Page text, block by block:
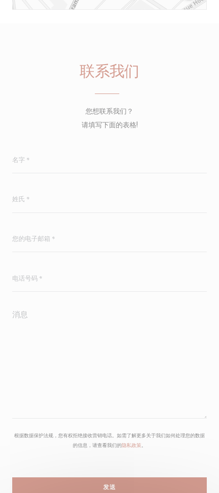
联系我们
您想联系我们？
请填写下面的表格!
根据数据保护法规，您有权拒绝接收营销电话。如需了解更多关于我们如何处理您的数据
的信息，请查看我们的隐私政策。